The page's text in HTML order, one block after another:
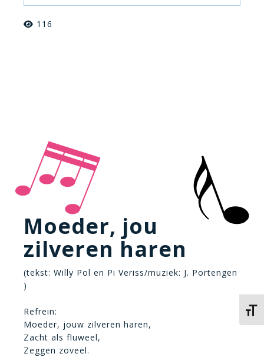
116
Moeder, jou
zilveren haren
(tekst: Willy Pol en Pi Veriss/muziek: J. Portengen
)
Refrein:
Moeder, jouw zilveren haren,
Zacht als fluweel,
Zeggen zoveel.